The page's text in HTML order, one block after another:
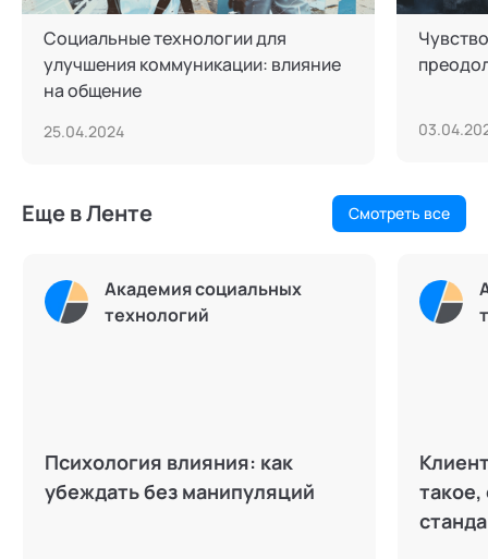
Социальные технологии для
улучшения коммуникации: влияние
на общение
25.04.2024
Еще в Ленте Смотреть все
Академия социальных
технологий
Психология влияния: как
убеждать без манипуляций
такое,